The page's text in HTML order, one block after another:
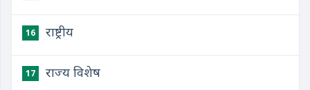
16 राष्ट्रीय
17 राज्य विशेष